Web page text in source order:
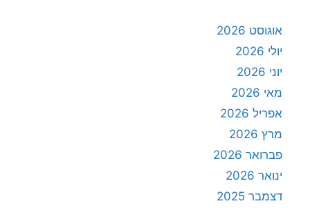
אוגוסט 2026
יולי 2026
יוני 2026
מאי 2026
אפריל 2026
מרץ 2026
פברואר 2026
ינואר 2026
דצמבר 2025